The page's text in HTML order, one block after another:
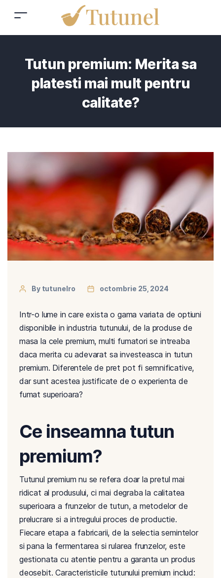
Tutun premium: Merita sa
platesti mai mult pentru
calitate?
By tutunelro octombrie 25, 2024
Intr-o lume in care exista o gama variata de optiuni
disponibile in industria tutunului, de la produse de
masa la cele premium, multi fumatori se intreaba
daca merita cu adevarat sa investeasca in tutun
premium. Diferentele de pret pot fi semnificative,
dar sunt acestea justificate de o experienta de
fumat superioara?
Ce inseamna tutun
premium?
Tutunul premium nu se refera doar la pretul mai
ridicat al produsului, ci mai degraba la calitatea
superioara a frunzelor de tutun, a metodelor de
prelucrare si a intregului proces de productie.
Fiecare etapa a fabricarii, de la selectia semintelor
si pana la fermentarea si rularea frunzelor, este
gestionata cu atentie pentru a garanta un produs
deosebit. Caracteristicile tutunului premium includ: